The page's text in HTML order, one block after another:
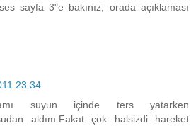
sayfa 3"e bakınız, orada açıklaması
23:34
suyun içinde ters yatarken
aldım.Fakat çok halsizdi hareket